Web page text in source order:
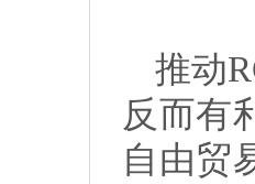
推动
反而有
自由贸